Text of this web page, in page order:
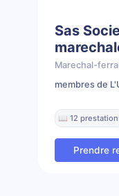
Sas
Marechal-
membres de
📖 12
Prendre